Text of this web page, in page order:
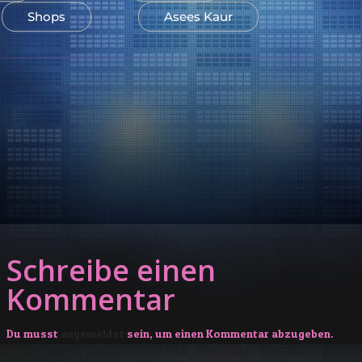
Shops
Asees Kaur
Schreibe einen
Kommentar
Du musst sein, um einen Kommentar abzugeben.